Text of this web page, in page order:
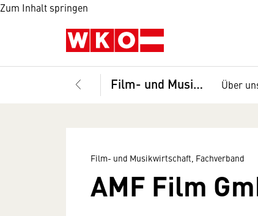
Zum Inhalt springen
Film- und Musikwirtschaft, Fachverband Über
Film- und Musikwirtschaft, Fachverband
AMF Film